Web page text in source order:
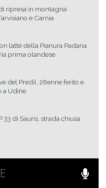
ripresa in montagna:
e Carnia
latte della Pianura Padana
prima olandese
del Predil, 28enne ferito e
a Udine
33 di Sauris, strada chiusa